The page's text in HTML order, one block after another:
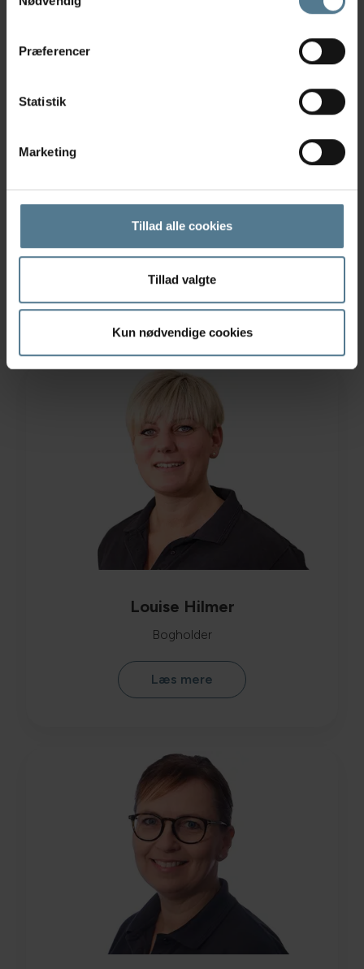
Præferencer
Statistik
Marketing
Tillad alle cookies
Tillad valgte
Kun nødvendige cookies
Dorte Stenshøj
Klinikassistent
Louise Hilmer
Bogholder
Læs mere